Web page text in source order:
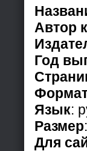
Автор
Год
Язык:
Размер
Для